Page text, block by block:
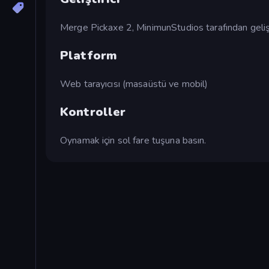
Merge Pickaxe 2, MinimunStudios tarafından
Platform
Web tarayıcısı (masaüstü ve mobil)
Kontroller
Oynamak için sol fare tuşuna basın.